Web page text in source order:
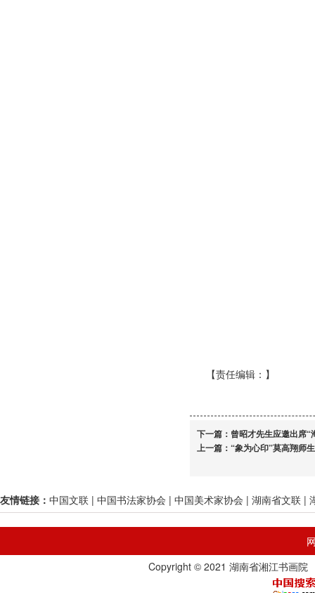
【责任编辑： 】
下一篇： 曾昭才先生应邀出席
上一篇： “象为心印”莫高翔师
友情链接： 中国文联 | 中国书法家协会 | 中国美术家协会 | 湖南省文联 |
Copyright © 2021 湖南省湘江书画